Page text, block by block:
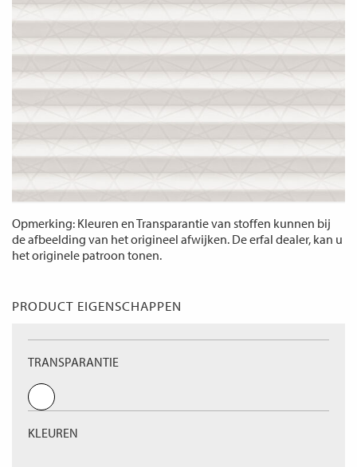
Opmerking: Kleuren en Transparantie van stoffen kunnen bij
de afbeelding van het origineel afwijken. De erfal dealer, kan u
het originele patroon tonen.
PRODUCT EIGENSCHAPPEN
TRANSPARANTIE
KLEUREN